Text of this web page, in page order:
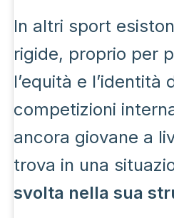
In altri sport
rigide, proprio per
l’equità e l’identità
competizioni
ancora giovane a
trova in una
svolta nella sua